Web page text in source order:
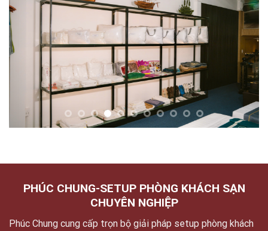
PHÚC CHUNG-SETUP PHÒNG KHÁCH SẠN
CHUYÊN NGHIỆP
Phúc Chung cung cấp trọn bộ giải pháp setup phòng khách